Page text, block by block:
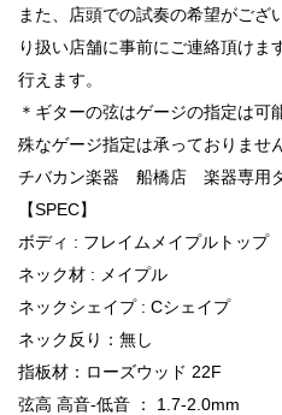
また、店頭での試奏の希望がござ
り扱い店舗に事前にご連絡頂けま
行えます。
＊ギターの弦はゲージの指定は可
殊なゲージ指定は承っておりませ
チバカン楽器 船橋店 楽器専用
【SPEC】
ボディ : フレイムメイプルトップ
ネック材 : メイプル
ネックシェイプ : Cシェイプ
ネック反り：無し
指板材：ローズウッド 22F
弦高 高音-低音 ： 1.7-2.0mm